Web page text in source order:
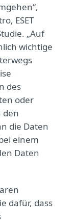
ESET
„Auf
wichtige
des
oder
den
die Daten
einem
Daten
dafür, dass